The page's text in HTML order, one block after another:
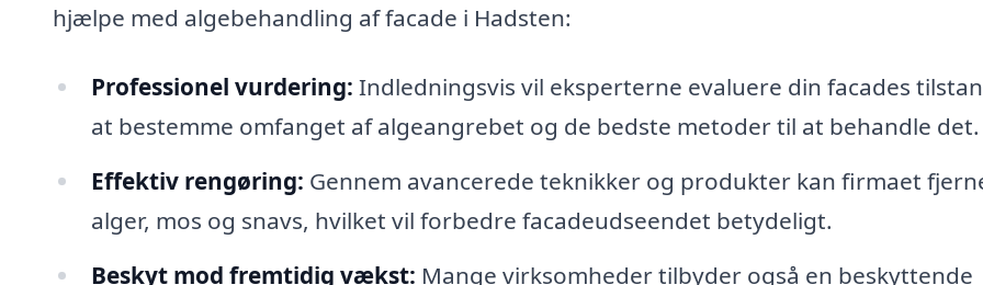
hjælpe med algebehandling af facade i Hadsten:
Professionel vurdering: Indledningsvis vil eksperterne evaluere din facades
at bestemme omfanget af algeangrebet og de bedste metoder til at behandle det.
Effektiv rengøring: Gennem avancerede teknikker og produkter kan firmaet
alger, mos og snavs, hvilket vil forbedre facadeudseendet betydeligt.
Beskyt mod fremtidig vækst: Mange virksomheder tilbyder også en beskyttende